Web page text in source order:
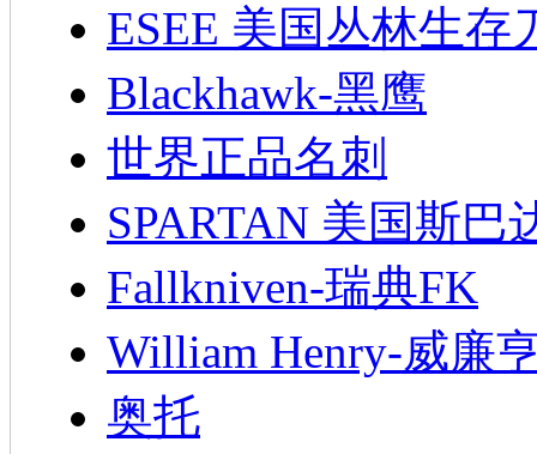
ESEE 美国丛林生存
Blackhawk-黑鹰
世界正品名刺
SPARTAN 美国斯巴
Fallkniven-瑞典FK
William Henry-威廉
奥托